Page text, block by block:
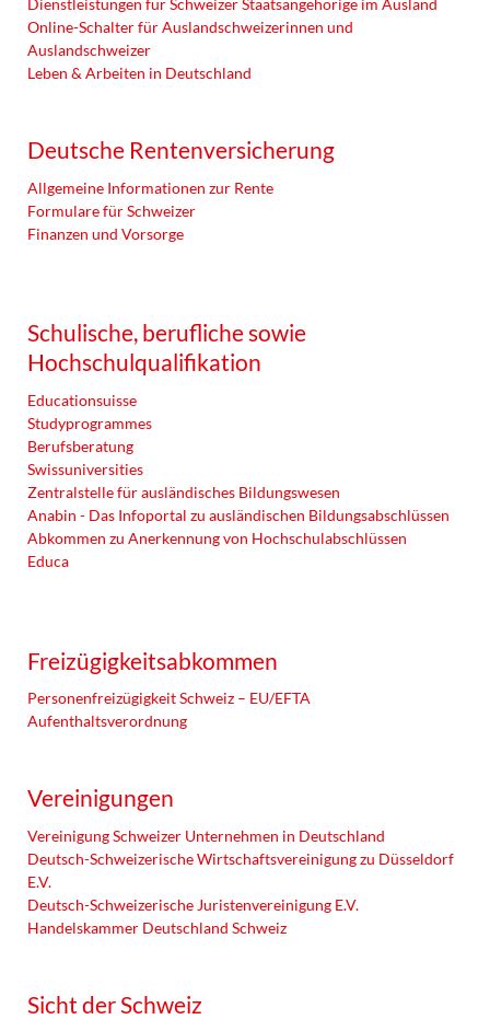
Dienstleistungen für Schweizer Staatsangehörige im Ausland
Online-Schalter für Auslandschweizerinnen und
Auslandschweizer
Leben & Arbeiten in Deutschland
Deutsche Rentenversicherung
Allgemeine Informationen zur Rente
Formulare für Schweizer
Finanzen und Vorsorge
Schulische, berufliche sowie
Hochschulqualifikation
Educationsuisse
Studyprogrammes
Berufsberatung
Swissuniversities
Zentralstelle für ausländisches Bildungswesen
Anabin - Das Infoportal zu ausländischen Bildungsabschlüssen
Abkommen zu Anerkennung von Hochschulabschlüssen
Educa
Freizügigkeitsabkommen
Personenfreizügigkeit Schweiz – EU/EFTA
Aufenthaltsverordnung
Vereinigungen
Vereinigung Schweizer Unternehmen in Deutschland
Deutsch-Schweizerische Wirtschaftsvereinigung zu Düsseldorf
E.V.
Deutsch-Schweizerische Juristenvereinigung E.V.
Handelskammer Deutschland Schweiz
Sicht der Schweiz